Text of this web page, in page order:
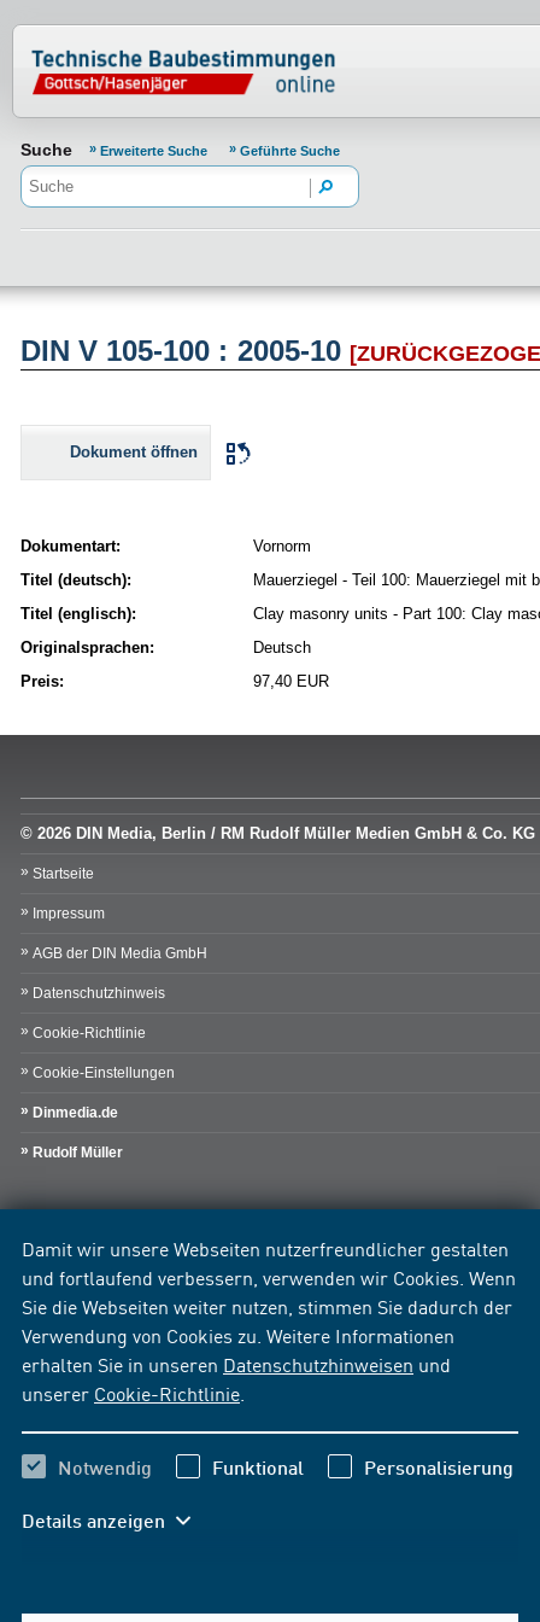
Damit wir unsere Webseiten nutzerfreundlicher gestalten
und fortlaufend verbessern, verwenden wir Cookies. Wenn
Sie die Webseiten weiter nutzen, stimmen Sie dadurch der
Verwendung von Cookies zu. Weitere Informationen
erhalten Sie in unseren Datenschutzhinweisen und
unserer Cookie-Richtlinie
Notwendig Funktional Personalisierung
Details anzeigen
Normenportal Barrierefreiheit
Suche Erweiterte Suche Geführte Suche
DIN V 105-100 : 2005-10
Dokument öffnen
Dokumentart:
Vornorm
Titel (deutsch):
Mauerziegel - Teil 100: Mauerziegel mit
Titel (englisch):
Clay masonry units - Part 100: Clay
Originalsprachen:
Deutsch
Preis:
97,40 EUR
© 2026 DIN Media, Berlin / RM Rudolf Müller Medien GmbH & Co. KG
Startseite
Impressum
AGB der DIN Media GmbH
Datenschutzhinweis
Cookie-Richtlinie
Cookie-Einstellungen
Dinmedia.de
Rudolf Müller